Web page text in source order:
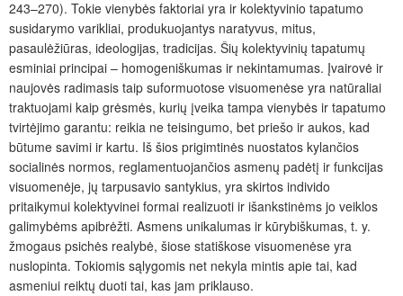
243–270). Tokie vienybės faktoriai yra ir kolektyvinio tapatumo
susidarymo varikliai, produkuojantys naratyvus, mitus,
pasaulėžiūras, ideologijas, tradicijas. Šių kolektyvinių tapatumų
esminiai principai – homogeniškumas ir nekintamumas. Įvairovė ir
naujovės radimasis taip suformuotose visuomenėse yra natūraliai
traktuojami kaip grėsmės, kurių įveika tampa vienybės ir tapatumo
tvirtėjimo garantu: reikia ne teisingumo, bet priešo ir aukos, kad
būtume savimi ir kartu. Iš šios prigimtinės nuostatos kylančios
socialinės normos, reglamentuojančios asmenų padėtį ir funkcijas
visuomenėje, jų tarpusavio santykius, yra skirtos individo
pritaikymui kolektyvinei formai realizuoti ir išankstinėms jo veiklos
galimybėms apibrėžti. Asmens unikalumas ir kūrybiškumas, t. y.
žmogaus psichės realybė, šiose statiškose visuomenėse yra
nuslopinta. Tokiomis sąlygomis net nekyla mintis apie tai, kad
asmeniui reiktų duoti tai, kas jam priklauso.